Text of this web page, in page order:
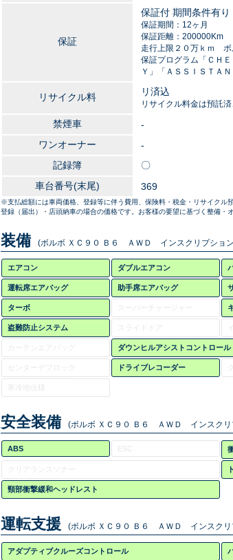
保証
保証付 期間条件有り
保証期間：12ヶ月
保証距離：200000Km
走行上限２０万ｋｍ ボ
保証プログラム「ＣＨ
Ｙ」「ＡＳＳＩＳＴＡ
リサイクル料 リ済込
リサイクル料金は預託
禁煙車
-
ワンオーナー
-
記録簿
〇
車台番号(末尾)
369
※支払総額には車両価格、登録等に伴う費用、保険料・税金・リサイクル
登録（届出）・店頭納車の場合の価格です。お客様の要望に基づく整備・
装備 (ボルボ ＸＣ９０ Ｂ６ ＡＷＤ インスクリプショ
エアコン ダブルエアコン
運転席エアバッグ 助手席エアバッグ
ターボ
盗難防止システム スライドドア
ダウンヒルアシストコントロール
センターデフロック ドライブレコーダー
寒冷地仕様
安全装備 (ボルボ ＸＣ９０ Ｂ６ ＡＷＤ インスクリ
ABS ESC
クリアランスソナー
頸部衝撃緩和ヘッドレスト
運転支援 (ボルボ ＸＣ９０ Ｂ６ ＡＷＤ インスクリ
アダプティブクルーズコントロール